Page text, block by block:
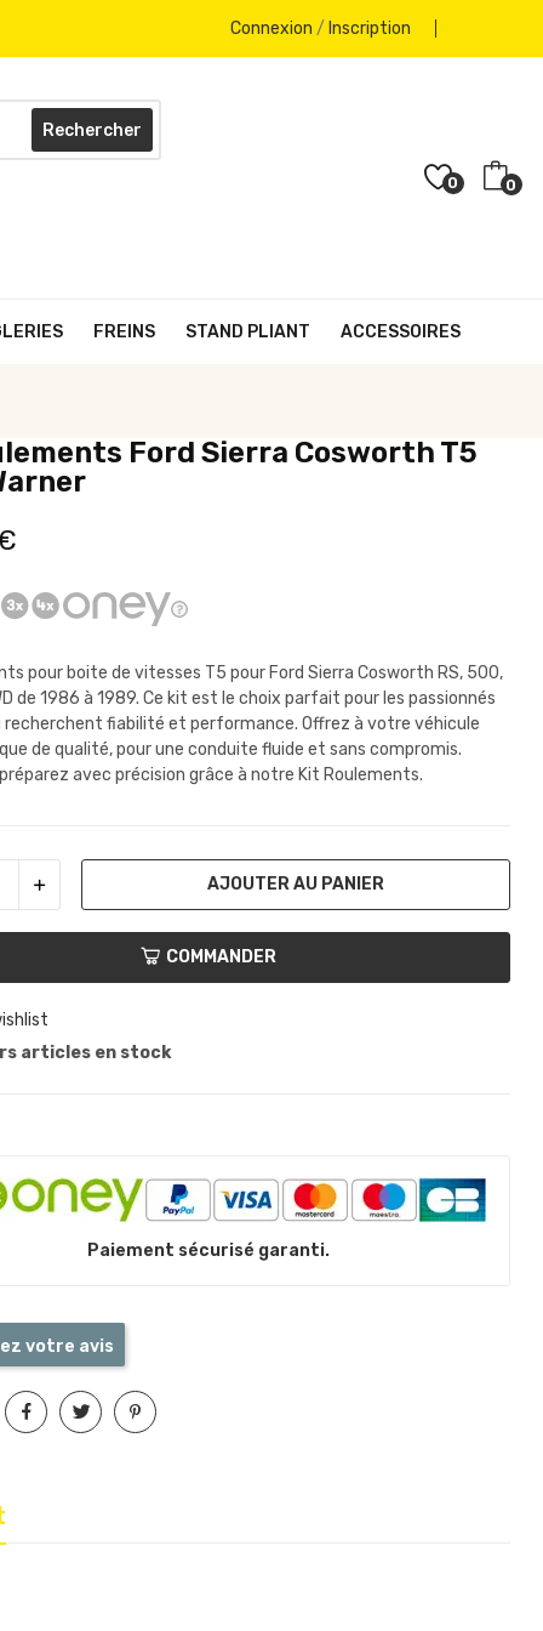
Connexion / Inscription
Rechercher
0 0
FREINS STAND PLIANT ACCESSOIRES
Ford Sierra Cosworth T5
pour boite de vitesses T5 pour Ford Sierra Cosworth RS, 500,
de 1986 à 1989. Ce kit est le choix parfait pour les passionnés
recherchent fiabilité et performance. Offrez à votre véhicule
de qualité, pour une conduite fluide et sans compromis.
avec précision grâce à notre Kit Roulements.
AJOUTER AU PANIER
COMMANDER
articles en stock
Paiement sécurisé garanti.
votre avis